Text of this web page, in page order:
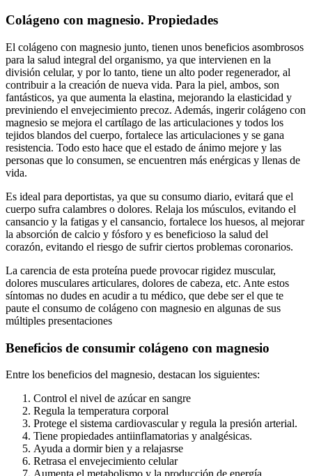
Colágeno con magnesio. Propiedades
El colágeno con magnesio junto, tienen unos beneficios asombrosos
para la salud integral del organismo, ya que intervienen en la
división celular, y por lo tanto, tiene un alto poder regenerador, al
contribuir a la creación de nueva vida. Para la piel, ambos, son
fantásticos, ya que aumenta la elastina, mejorando la elasticidad y
previniendo el envejecimiento precoz. Además, ingerir colágeno con
magnesio se mejora el cartílago de las articulaciones y todos los
tejidos blandos del cuerpo, fortalece las articulaciones y se gana
resistencia. Todo esto hace que el estado de ánimo mejore y las
personas que lo consumen, se encuentren más enérgicas y llenas de
vida.
Es ideal para deportistas, ya que su consumo diario, evitará que el
cuerpo sufra calambres o dolores. Relaja los músculos, evitando el
cansancio y la fatigas y el cansancio, fortalece los huesos, al mejorar
la absorción de calcio y fósforo y es beneficioso la salud del
corazón, evitando el riesgo de sufrir ciertos problemas coronarios.
La carencia de esta proteína puede provocar rigidez muscular,
dolores musculares articulares, dolores de cabeza, etc. Ante estos
síntomas no dudes en acudir a tu médico, que debe ser el que te
paute el consumo de colágeno con magnesio en algunas de sus
múltiples presentaciones
Beneficios de consumir colágeno con magnesio
Entre los beneficios del magnesio, destacan los siguientes:
Control el nivel de azúcar en sangre
Regula la temperatura corporal
Protege el sistema cardiovascular y regula la presión arterial.
Tiene propiedades antiinflamatorias y analgésicas.
Ayuda a dormir bien y a relajasrse
Retrasa el envejecimiento celular